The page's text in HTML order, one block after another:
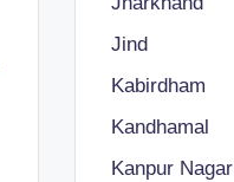
Jind
Kabirdham
Kandhamal
Kanpur Nagar